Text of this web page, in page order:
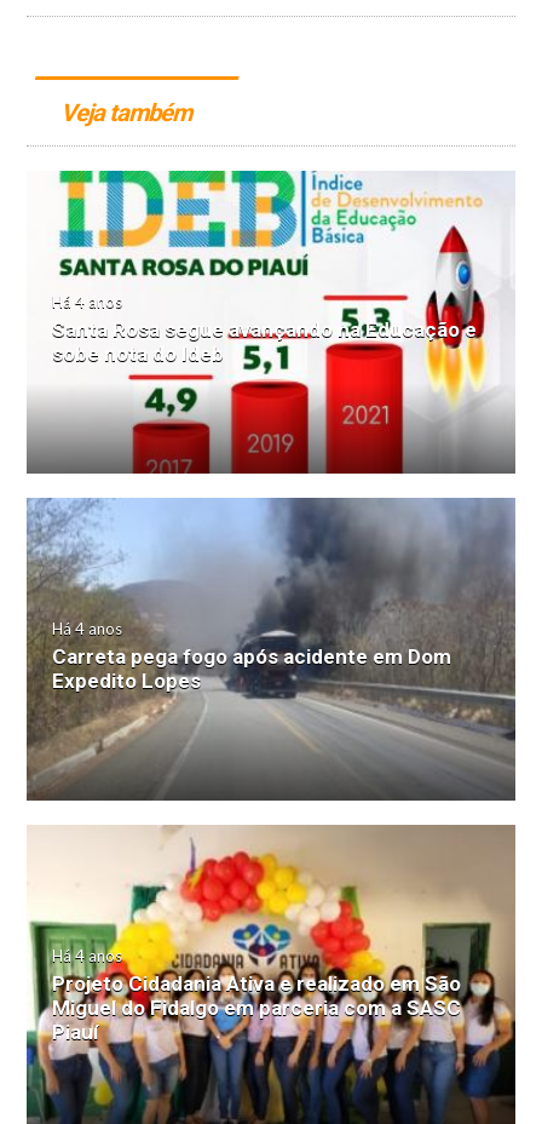
Veja também
Há 4 anos
Santa Rosa segue avançando na Educação e
sobe nota do Ideb
Há 4 anos
Carreta pega fogo após acidente em Dom
Expedito Lopes
Há 4 anos
Projeto Cidadania Ativa e realizado em São
Miguel do Fidalgo em parceria com a SASC
Piauí